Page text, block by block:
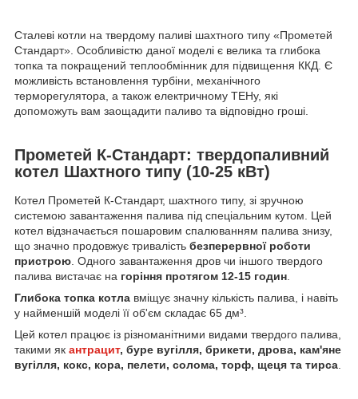
Сталеві котли на твердому паливі шахтного типу «Прометей
Стандарт». Особливістю даної моделі є велика та глибока
топка та покращений теплообмінник для підвищення ККД. Є
можливість встановлення турбіни, механічного
терморегулятора, а також електричному ТЕНу, які
допоможуть вам заощадити паливо та відповідно гроші.
Прометей К-Стандарт: твердопаливний
котел Шахтного типу (10-25 кВт)
Котел Прометей К-Стандарт, шахтного типу, зі зручною
системою завантаження палива під спеціальним кутом. Цей
котел відзначається пошаровим спалюванням палива знизу,
що значно продовжує тривалість безперервної роботи
пристрою . Одного завантаження дров чи іншого твердого
палива вистачає на горіння протягом 12-15 годин
Глибока топка котла вміщує значну кількість палива, і навіть
у найменшій моделі її об'єм складає 65 дм³.
Цей котел працює із різноманітними видами твердого палива,
такими як антрацит, буре вугілля, брикети, дрова, кам'яне
вугілля, кокс, кора, пелети, солома, торф, щеця та тирса